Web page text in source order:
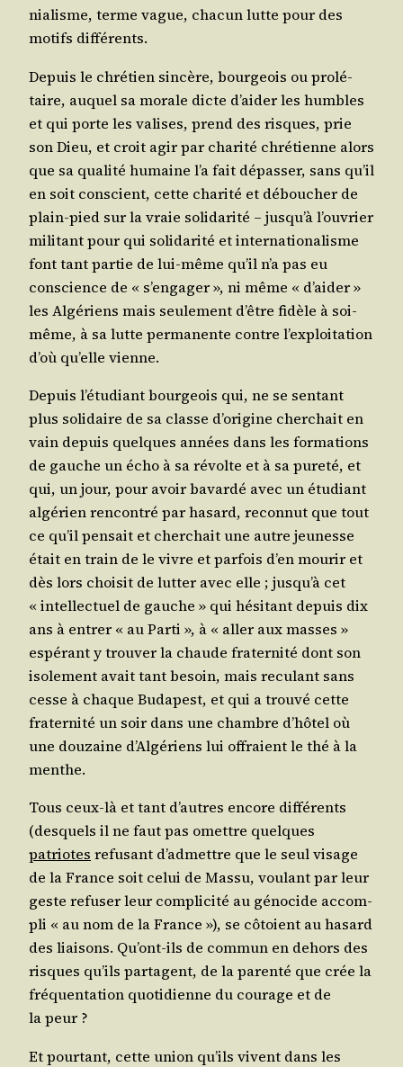
nia­lisme, terme vague, cha­cun lutte pour des
motifs différents.
Depuis le chré­tien sin­cère, bour­geois ou pro­lé­
taire, auquel sa morale dicte d’ai­der les humbles
et qui porte les valises, prend des risques, prie
son Dieu, et croit agir par cha­ri­té chré­tienne alors
que sa qua­li­té humaine l’a fait dépas­ser, sans qu’il
en soit conscient, cette cha­ri­té et débou­cher de
plain-pied sur la vraie soli­da­ri­té – jus­qu’à l’ou­vrier
mili­tant pour qui soli­da­ri­té et inter­na­tio­na­lisme
font tant par­tie de lui-même qu’il n’a pas eu
conscience de « s’en­ga­ger », ni même « d’ai­der »
les Algé­riens mais seule­ment d’être fidèle à soi-
même, à sa lutte per­ma­nente contre l’ex­ploi­ta­tion
d’où qu’elle vienne.
Depuis l’é­tu­diant bour­geois qui, ne se sen­tant
plus soli­daire de sa classe d’o­ri­gine cher­chait en
vain depuis quelques années dans les for­ma­tions
de gauche un écho à sa révolte et à sa pure­té, et
qui, un jour, pour avoir bavar­dé avec un étu­diant
algé­rien ren­con­tré par hasard, recon­nut que tout
ce qu’il pen­sait et cher­chait une autre jeu­nesse
était en train de le vivre et par­fois d’en mou­rir et
dès lors choi­sit de lut­ter avec elle ; jus­qu’à cet
« intel­lec­tuel de gauche » qui hési­tant depuis dix
ans à entrer « au Par­ti », à « aller aux masses »
espé­rant y trou­ver la chaude fra­ter­ni­té dont son
iso­le­ment avait tant besoin, mais recu­lant sans
cesse à chaque Buda­pest, et qui a trou­vé cette
fra­ter­ni­té un soir dans une chambre d’hô­tel où
une dou­zaine d’Al­gé­riens lui offraient le thé à la
menthe.
Tous ceux-là et tant d’autres encore dif­fé­rents
(des­quels il ne faut pas omettre quelques
patriotes refu­sant d’ad­mettre que le seul visage
de la France soit celui de Mas­su, vou­lant par leur
geste refu­ser leur com­pli­ci­té au géno­cide accom­
pli « au nom de la France »), se côtoient au hasard
des liai­sons. Qu’ont-ils de com­mun en dehors des
risques qu’ils par­tagent, de la paren­té que crée la
fré­quen­ta­tion quo­ti­dienne du cou­rage et de
la peur ?
Et pour­tant, cette union qu’ils vivent dans les